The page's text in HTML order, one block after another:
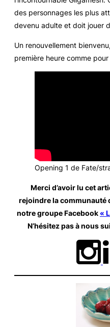
des personnages les plus
devenu adulte et doit jouer
Un renouvellement
première heure comme
Opening 1 de Fate/
Merci d’avoir lu cet
rejoindre la communauté
notre groupe Facebook «
N’hésitez pas à nous